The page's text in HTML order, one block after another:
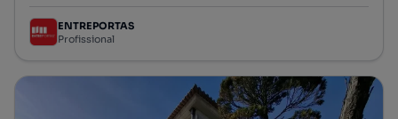
ENTREPORTAS
Profissional